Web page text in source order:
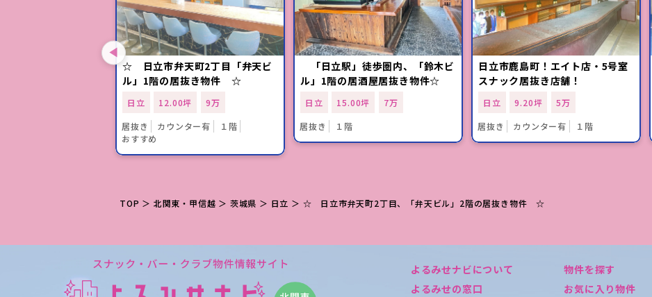
☆ 日立市弁天町2丁目「弁天ビ
ル」1階の居抜き物件 ☆
日立 12.00坪
9万
居抜き
カウンター有
１階
おすすめ
「日立駅」徒歩圏内、「鈴木ビ
ル」1階の居酒屋居抜き物件☆
日立 15.00坪
7万
居抜き
１階
日立市鹿島町！エイト店・5号室
スナック居抜き店舗！
日立 9.20坪
5万
居抜き
カウンター有 １階
TOP ＞ 北関東・甲信越 ＞ 茨城県 ＞ 日立 ＞ ☆ 日立市弁天町2丁目、「弁天ビル」2階の居抜き物件 ☆
よるみせナビについて
よるみせの窓口
物件を探す
お気に入り物件